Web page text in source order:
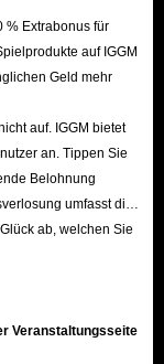
can enjoy their
% Extrabonus für
auf IGGM
Geld mehr
auf. IGGM bietet
an. Tippen Sie
Belohnung
umfasst die
ab, welchen Sie
Veranstaltungsseite